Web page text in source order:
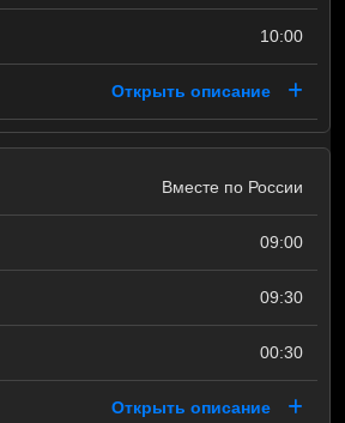
10:00
Открыть описание
Вместе по России
09:00
09:30
00:30
Открыть описание